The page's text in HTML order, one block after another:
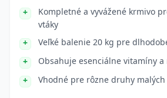
Kompletné a vyvážené krmivo
vtáky
Veľké balenie 20 kg pre
Obsahuje esenciálne vitamíny
Vhodné pre rôzne druhy malých